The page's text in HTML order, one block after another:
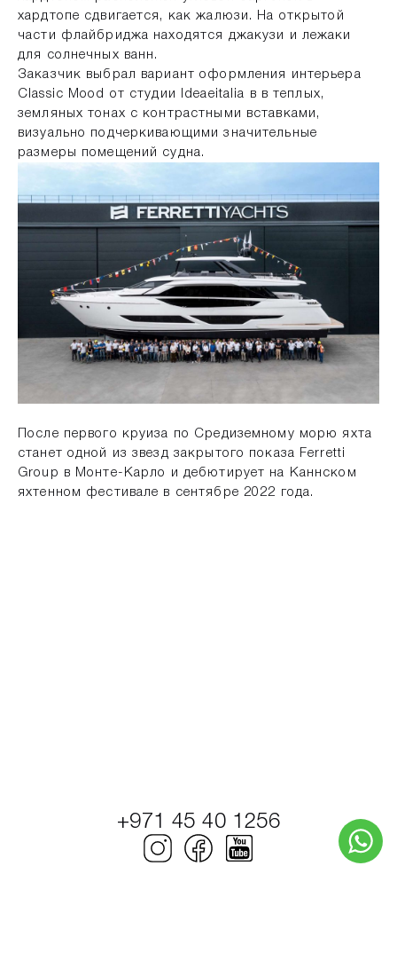
хардтопе сдвигается, как жалюзи. На открытой
части флайбриджа находятся джакузи и лежаки
для солнечных ванн.
Заказчик выбрал вариант оформления интерьера
Classic Mood от студии Ideaeitalia в в теплых,
земляных тонах с контрастными вставками,
визуально подчеркивающими значительные
размеры помещений судна.
После первого круиза по Средиземному морю яхта
станет одной из звезд закрытого показа Ferretti
Group в Монте-Карло и дебютирует на Каннском
яхтенном фестивале в сентябре 2022 года.
+971 45 40 1256